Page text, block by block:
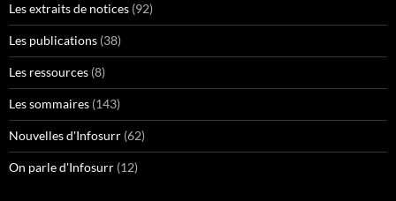
Les extraits de notices (92)
Les publications (38)
Les ressources (8)
Les sommaires (143)
Nouvelles d'Infosurr (62)
On parle d'Infosurr (12)